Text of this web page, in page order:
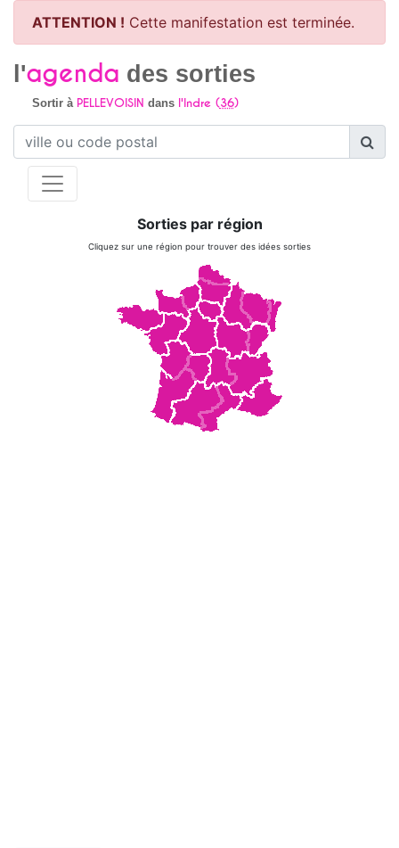
ATTENTION ! Cette manifestation est terminée.
l'agenda des sorties
Sortir à PELLEVOISIN dans l'Indre (36)
Sorties par région
Cliquez sur une région pour trouver des idées sorties